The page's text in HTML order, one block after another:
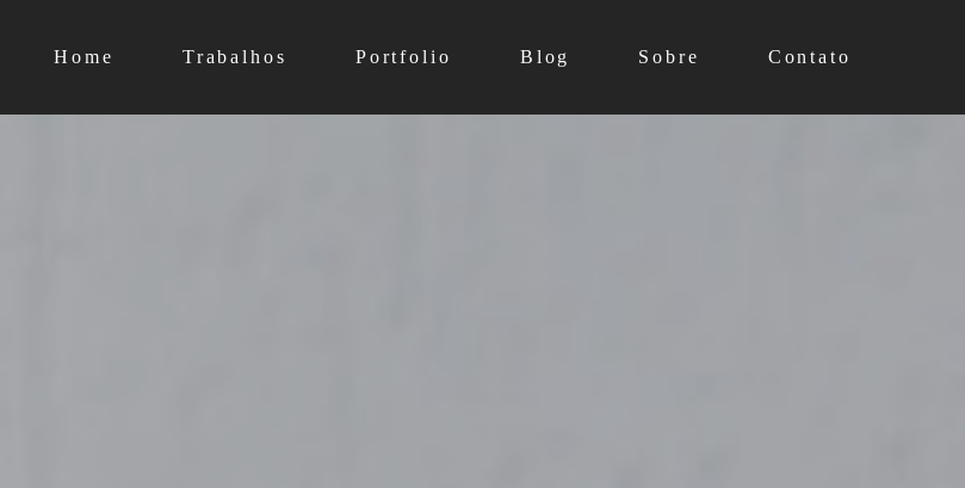
Home Trabalhos Portfolio Blog Sobre Contato